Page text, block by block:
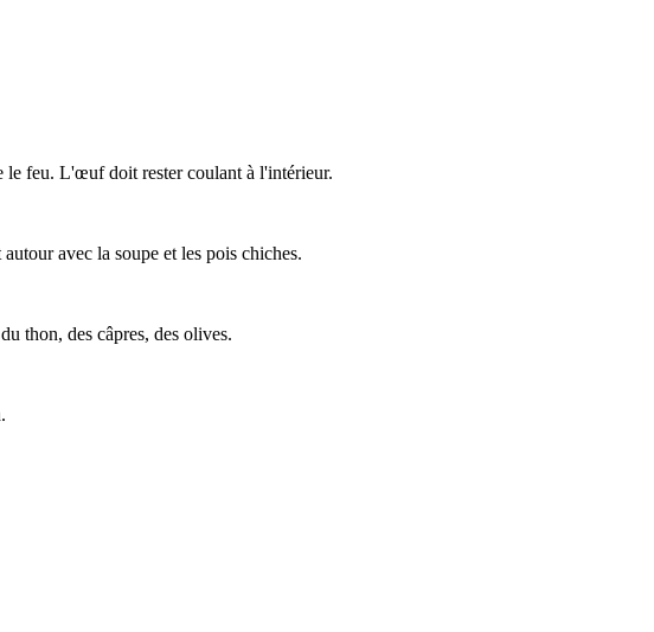
le feu. L'œuf doit rester coulant à l'intérieur.
avec la soupe et les pois chiches.
thon, des câpres, des olives.